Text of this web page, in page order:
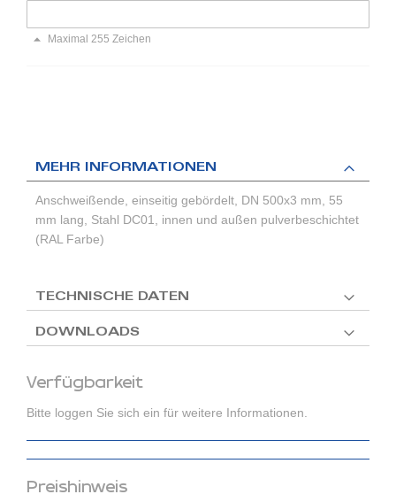
Maximal 255 Zeichen
Verfügbarkeit
Bitte loggen Sie sich ein für weitere Informationen.
Preishinweis
MEHR INFORMATIONEN
Anschweißende, einseitig gebördelt, DN 500x3 mm, 55
mm lang, Stahl DC01, innen und außen pulverbeschichtet
(RAL Farbe)
TECHNISCHE DATEN
DOWNLOADS